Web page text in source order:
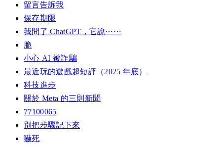
留言告訴我
保存期限
我問了 ChatGPT，它說⋯⋯
脆
小心 AI 被詐騙
最近玩的遊戲超短評（2025 年底）
科技進步
關於 Meta 的三則新聞
77100065
別把步驟記下來
嚇死